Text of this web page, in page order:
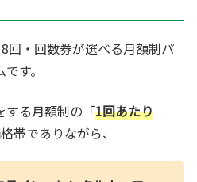
回・回数券が選べる月額制パ
す。
する月額制の「1回あたり
帯でありながら、